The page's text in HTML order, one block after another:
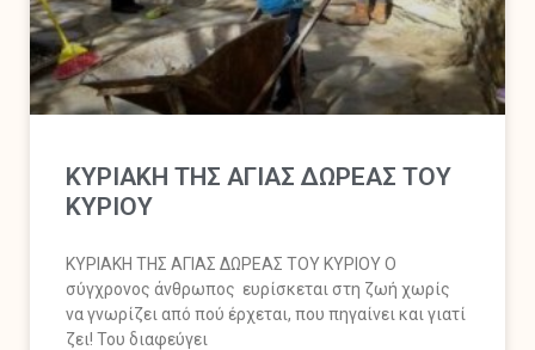
ΚΥΡΙΑΚΗ ΤΗΣ ΑΓΙΑΣ ΔΩΡΕΑΣ ΤΟΥ
ΚΥΡΙΟΥ
ΚΥΡΙΑΚΗ ΤΗΣ ΑΓΙΑΣ ΔΩΡΕΑΣ ΤΟΥ ΚΥΡΙΟΥ Ο
σύγχρονος άνθρωπος ευρίσκεται στη ζωή χωρίς
να γνωρίζει από πού έρχεται, που πηγαίνει και γιατί
ζει! Του διαφεύγει